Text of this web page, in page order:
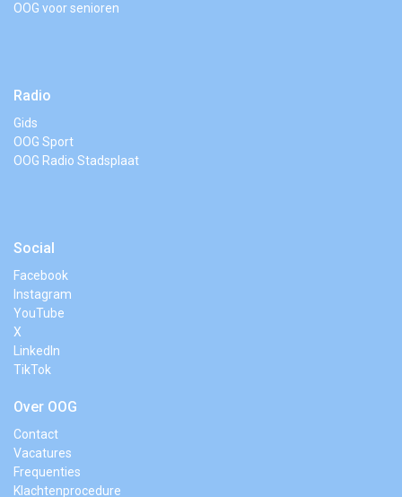
OOG voor senioren
Radio
Gids
OOG Sport
OOG Radio Stadsplaat
Social
Facebook
Instagram
YouTube
X
LinkedIn
TikTok
Over OOG
Contact
Vacatures
Frequenties
Klachtenprocedure